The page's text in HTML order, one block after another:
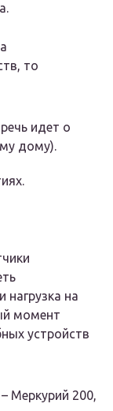
то
идет о
дому).
на
момент
устройств
Меркурий 200,